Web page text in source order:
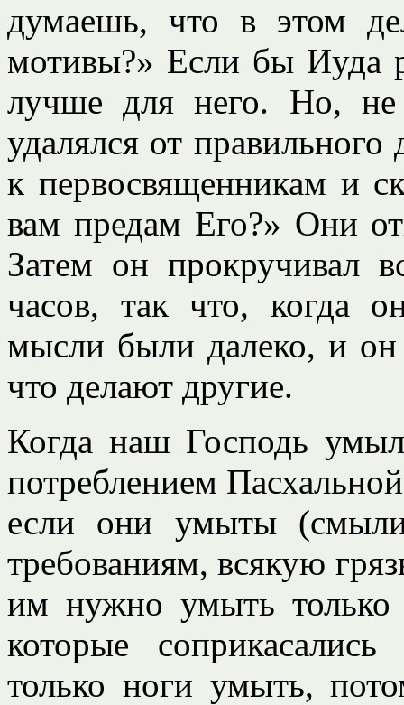
думаешь, что в этом
мотивы?» Если бы Иуда
лучше для него. Но, не
удалялся от
к первосвященникам и
вам предам Его?» Они
Затем он прокручивал
часов, так что, когда
мысли были далеко, и он
что делают другие.
Когда наш Господь
потреблением
если они умыты
требованиям, всякую
им нужно умыть только
которые
только ноги умыть,